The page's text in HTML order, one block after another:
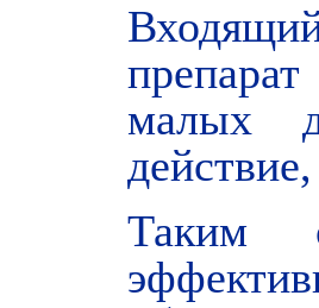
малых
Таким